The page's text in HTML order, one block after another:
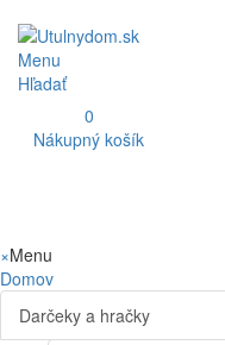
Menu
Hľadať
0
Nákupný košík
×Menu
Domov
Darčeky a hračky